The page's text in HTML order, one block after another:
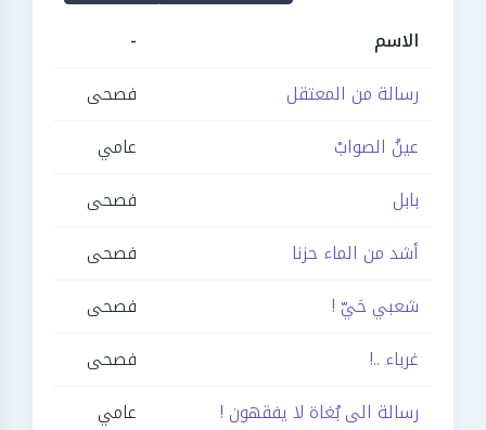
الاسم
-
رسالة من المعتقل
فصحى
عينُ الصوابْ
عامي
بابل
فصحى
أشد من الماء حزنا
فصحى
شعبي حَيّ !
فصحى
غرباء ..!
فصحى
رسالة الى بُغاة لا يفقهون !
عامي